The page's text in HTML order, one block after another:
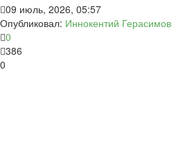
09 июль, 2026, 05:57
Опубликовал: Иннокентий Герасимов
0
386
0